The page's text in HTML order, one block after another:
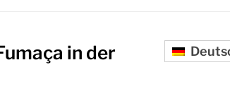
in der